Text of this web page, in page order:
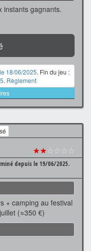
instants gagnants.
le 18/06/2025. Fin du jeu :
. Règlement
★★☆☆☆☆
depuis le 19/06/2025.
+ camping au festival
(≈350 €)